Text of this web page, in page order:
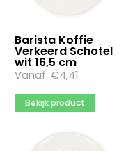
Barista Koffie
Verkeerd Schotel
wit 16,5 cm
Vanaf: €4,41
Bekijk product